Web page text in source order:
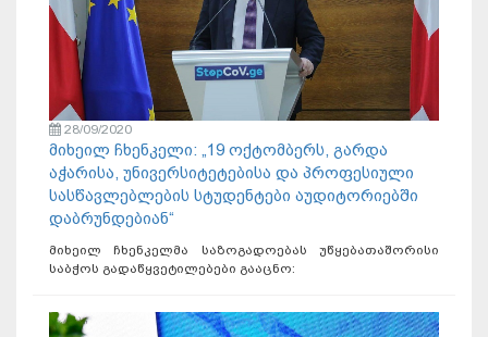
28/09/2020
მიხეილ ჩხენკელი: „19 ოქტომბერს, გარდა
აჭარისა, უნივერსიტეტებისა და პროფესიული
სასწავლებლების სტუდენტები აუდიტორიებში
დაბრუნდებიან“
მიხეილ ჩხენკელმა საზოგადოებას უწყებათაშორისი
საბჭოს გადაწყვეტილებები გააცნო: